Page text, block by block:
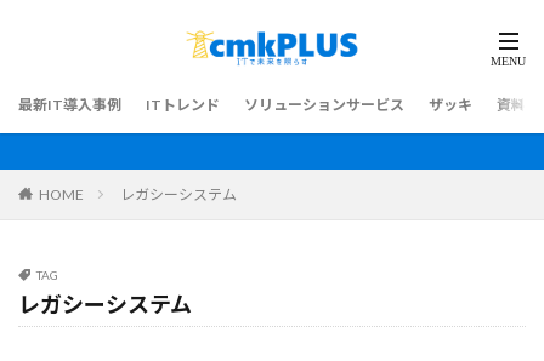
最新IT導入事例 ITトレンド ソリューションサービス ザッキ 資料ダ
HOME レガシーシステム
TAG
レガシーシステム